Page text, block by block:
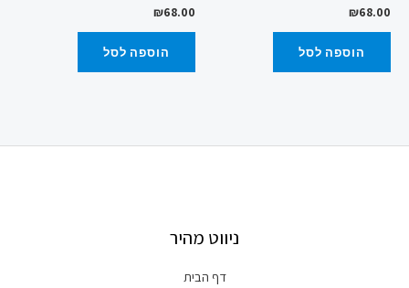
₪68.00
הוספה לסל
₪68.00
הוספה לסל
ניווט מהיר
דף הבית